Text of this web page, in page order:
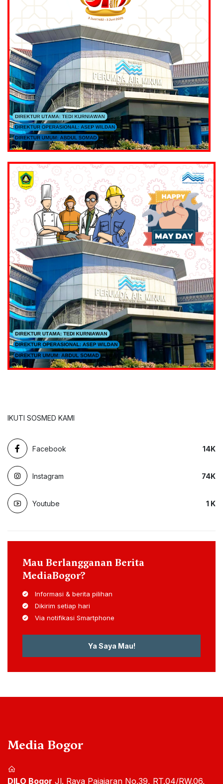
IKUTI SOSMED KAMI
Facebook 14K
Instagram 74K
Youtube 1 K
Mau Berlangganan Berita
MediaBogor?
Informasi & berita pilihan
Dikirim setiap hari
Via notifikasi Smartphone
Ya Saya Mau!
Media Bogor
DILO Bogor Jl. Raya Pajajaran No.39, RT.04/RW.06,